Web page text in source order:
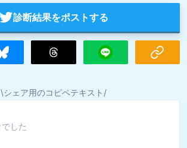
診断結果をポストする
\シェア用のコピペテキスト/